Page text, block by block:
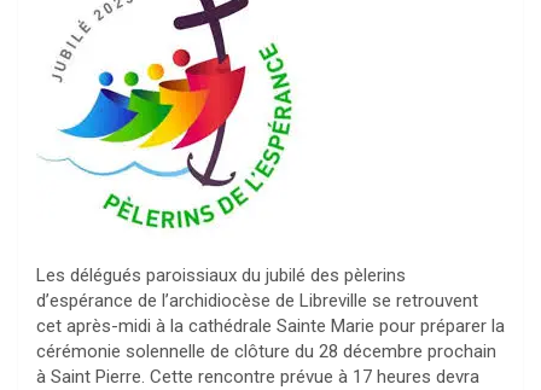
Les délégués paroissiaux du jubilé des pèlerins
d’espérance de l’archidiocèse de Libreville se retrouvent
cet après-midi à la cathédrale Sainte Marie pour préparer la
cérémonie solennelle de clôture du 28 décembre prochain
à Saint Pierre. Cette rencontre prévue à 17 heures devra